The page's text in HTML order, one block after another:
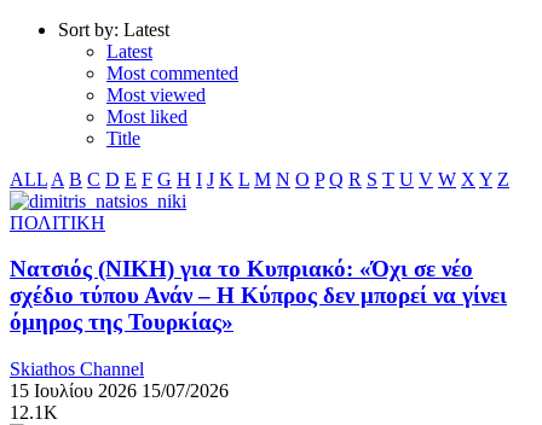
Sort by: Latest
Latest
Most commented
Most viewed
Most liked
Title
ALL A B C D E F G H I J K L M N O P Q R S T U V W X Y Z
ΠΟΛΙΤΙΚΗ
Νατσιός (ΝΙΚΗ) για το Κυπριακό: «Όχι σε νέο
σχέδιο τύπου Ανάν – Η Κύπρος δεν μπορεί να γίνει
όμηρος της Τουρκίας»
Skiathos Channel
15 Ιουλίου 2026 15/07/2026
12.1K